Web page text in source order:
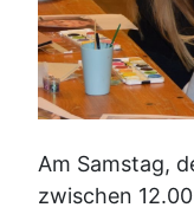
Am Samstag,
zwischen